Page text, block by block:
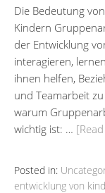
Die Bedeutung
Kindern
der Entwicklung
interagieren,
ihnen helfen,
und Teamarbeit
warum
wichtig ist: …
Posted in:
entwicklung von